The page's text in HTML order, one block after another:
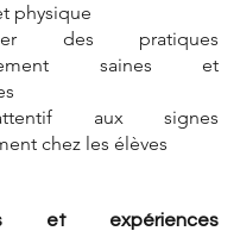
physique
des pratiques
saines et
aux signes
chez les élèves
et expériences